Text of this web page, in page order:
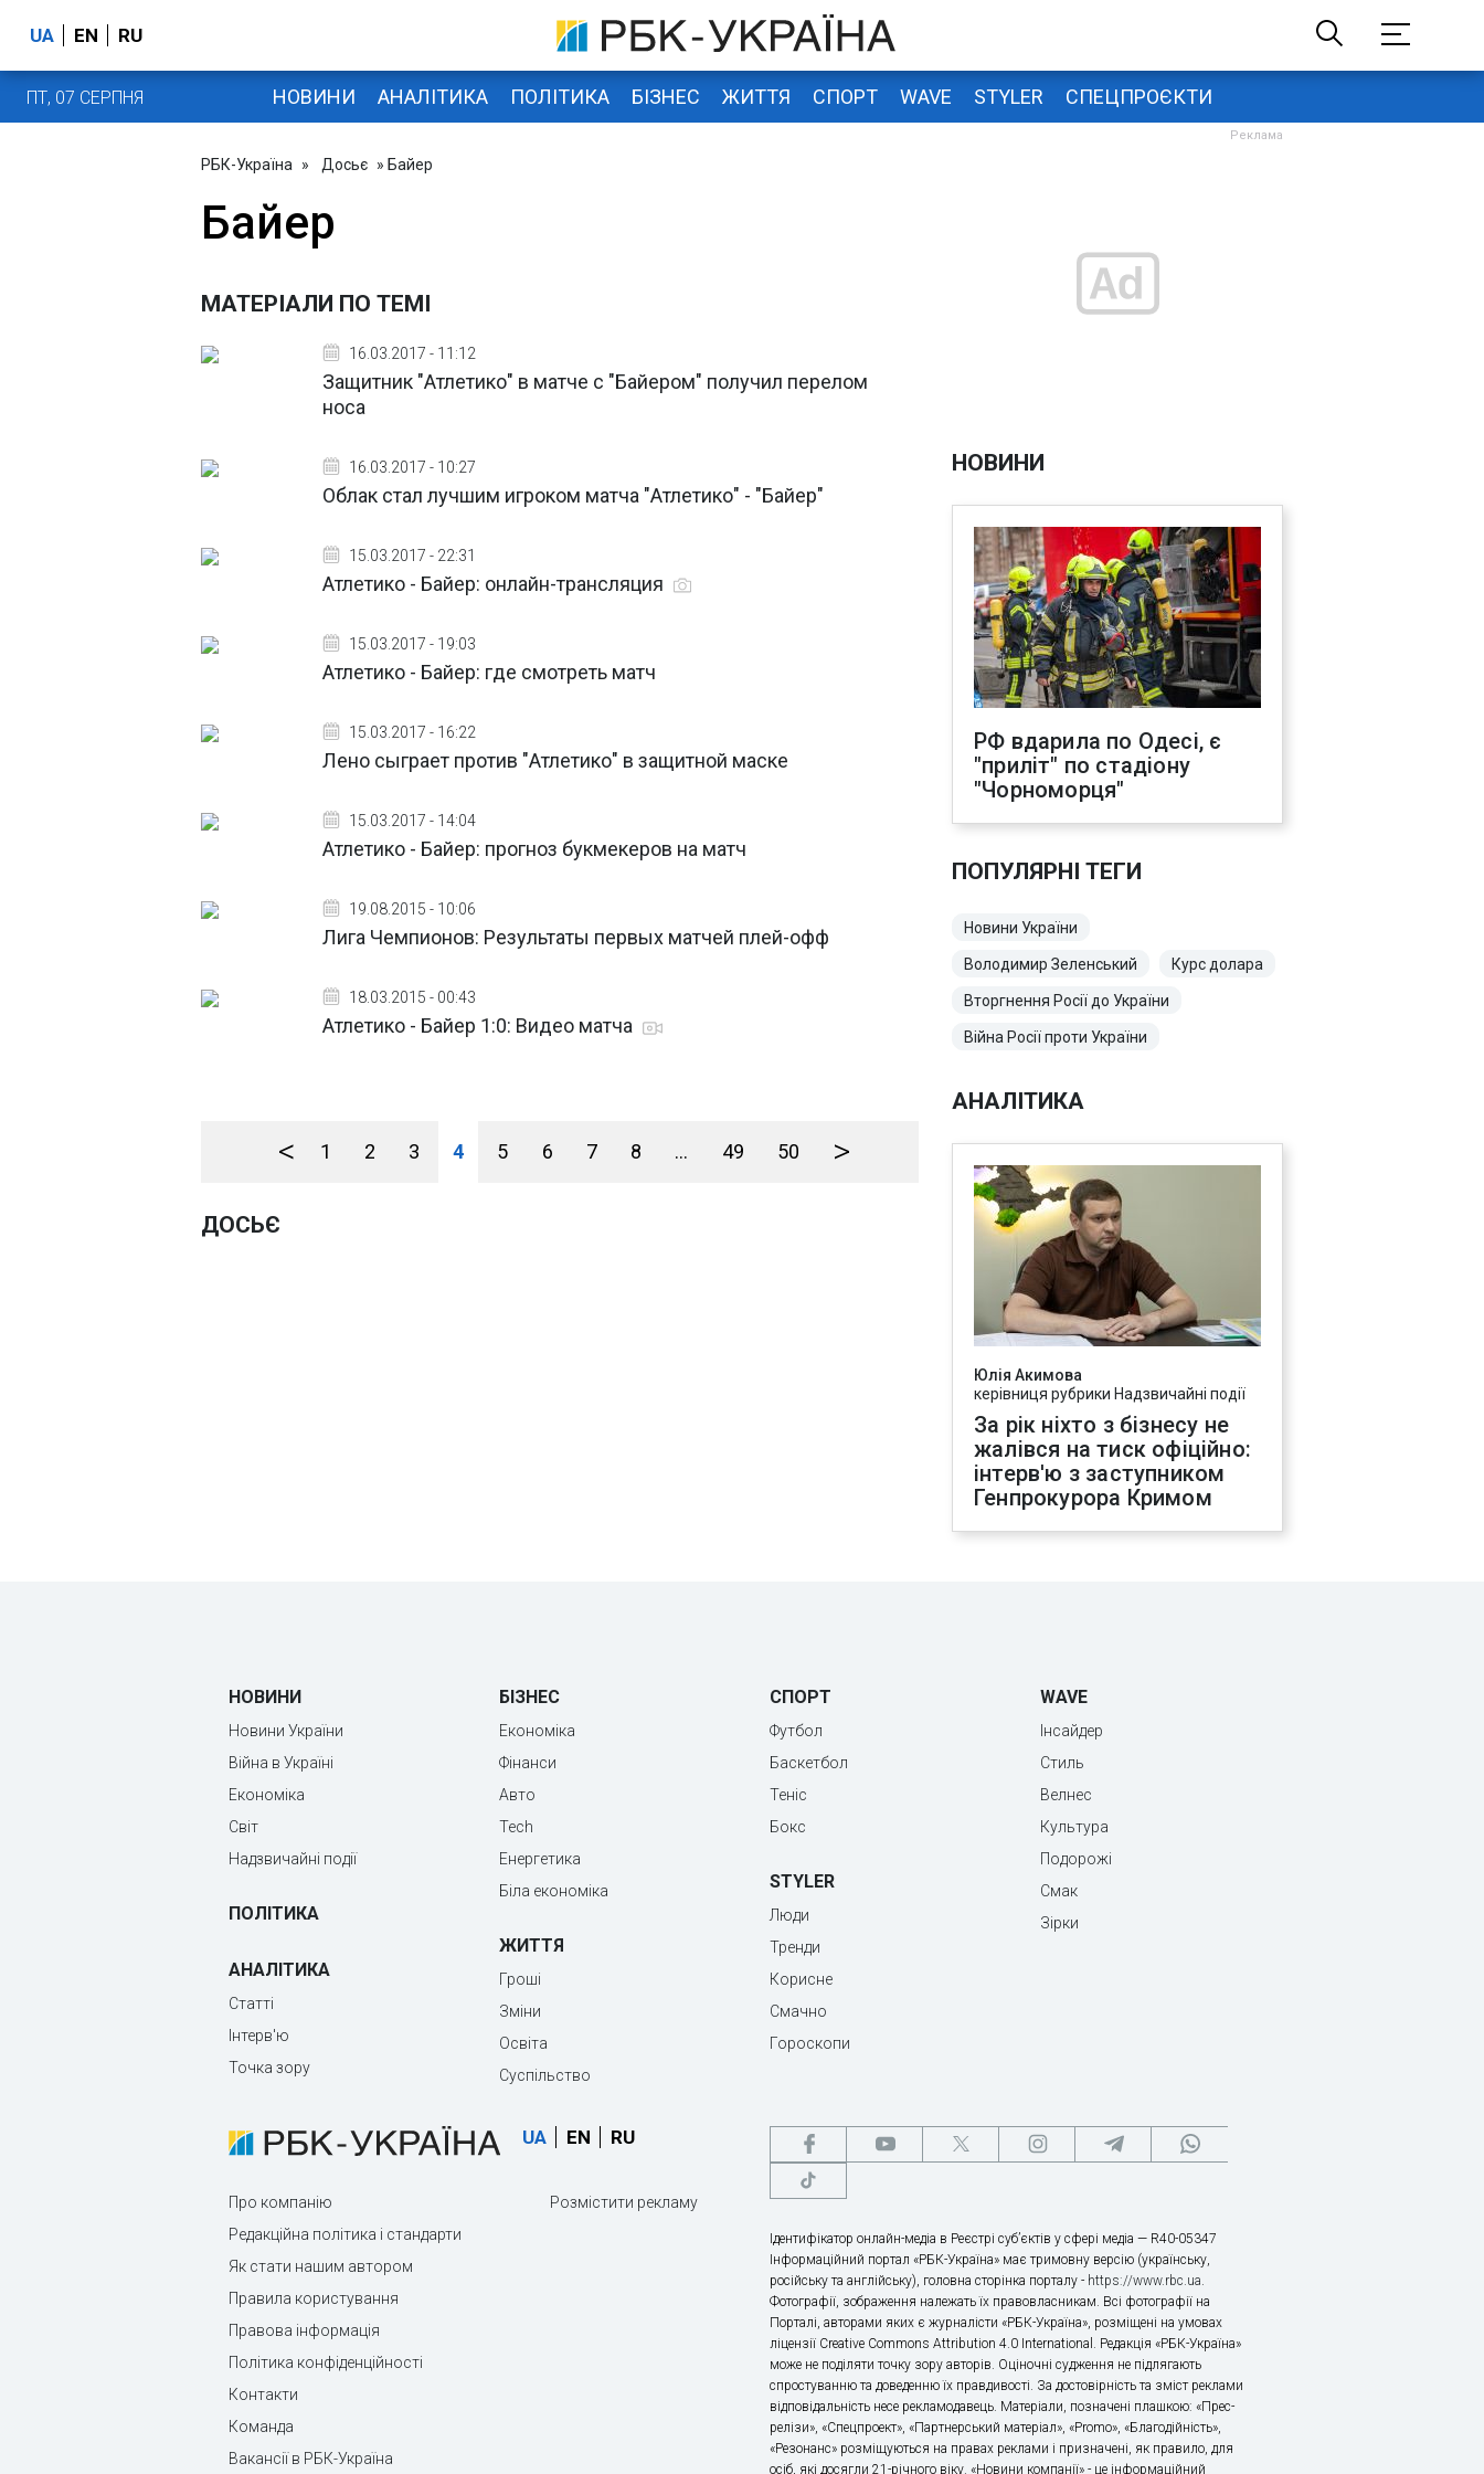
UA EN RU
ПТ, 07 СЕРПНЯ НОВИНИ АНАЛІТИКА ПОЛІТИКА БІЗНЕС ЖИТТЯ СПОРТ WAVE STYLER СПЕЦПРОЄКТИ
РБК-Україна » Досьє » Байер
Байер
МАТЕРІАЛИ ПО ТЕМІ
16.03.2017 - 11:12
Защитник "Атлетико" в матче с "Байером" получил перелом
носа
16.03.2017 - 10:27
Облак стал лучшим игроком матча "Атлетико" - "Байер"
15.03.2017 - 22:31
Атлетико - Байер: онлайн-трансляция
15.03.2017 - 19:03
Атлетико - Байер: где смотреть матч
15.03.2017 - 16:22
Лено сыграет против "Атлетико" в защитной маске
15.03.2017 - 14:04
Атлетико - Байер: прогноз букмекеров на матч
19.08.2015 - 10:06
Лига Чемпионов: Результаты первых матчей плей-офф
18.03.2015 - 00:43
Атлетико - Байер 1:0: Видео матча
< 1 2 3 4 5 6 7 8 ... 49 50 >
ДОСЬЄ
НОВИНИ
РФ вдарила по Одесі, є
"приліт" по стадіону
"Чорноморця"
ПОПУЛЯРНІ ТЕГИ
Новини України
Володимир Зеленський Курс долара
Вторгнення Росії до України
Війна Росії проти України
АНАЛІТИКА
Юлія Акимова
керівниця рубрики Надзвичайні події
За рік ніхто з бізнесу не
жалівся на тиск офіційно:
інтерв'ю з заступником
Генпрокурора Кримом
НОВИНИ
Новини України
Війна в Україні
Економіка
Світ
Надзвичайні події
ПОЛІТИКА
АНАЛІТИКА
Статті
Інтерв'ю
Точка зору
БІЗНЕС
Економіка
Фінанси
Авто
Tech
Енергетика
Біла економіка
ЖИТТЯ
Гроші
Зміни
Освіта
Суспільство
СПОРТ
Футбол
Баскетбол
Теніс
Бокс
STYLER
Люди
Тренди
Корисне
Смачно
Гороскопи
WAVE
Інсайдер
Стиль
Велнес
Культура
Подорожі
Смак
Зірки
UA EN RU
Про компанію
Редакційна політика і стандарти
Як стати нашим автором
Правила користування
Правова інформація
Політика конфіденційності
Контакти
Команда
Вакансії в РБК-Україна
Розмістити рекламу
Ідентифікатор онлайн-медіа в Реєстрі суб’єктів у сфері медіа — R40-05347
Інформаційний портал «РБК-Україна» має тримовну версію (українську,
російську та англійську), головна сторінка порталу - https://www.rbc.ua.
Фотографії, зображення належать їх правовласникам. Всі фотографії на
Порталі, авторами яких є журналісти «РБК-Україна», розміщені на умовах
ліцензії Creative Commons Attribution 4.0 International. Редакція «РБК-Україна»
може не поділяти точку зору авторів. Оціночні судження не підлягають
спростуванню та доведенню їх правдивості. За достовірність та зміст реклами
відповідальність несе рекламодавець. Матеріали, позначені плашкою: «Прес-
релізи», «Спецпроект», «Партнерський матеріал», «Promo», «Благодійність»,
«Резонанс» розміщуються на правах реклами і призначені, як правило, для
осіб, які досягли 21-річного віку. «Новини компанії» - це інформаційний